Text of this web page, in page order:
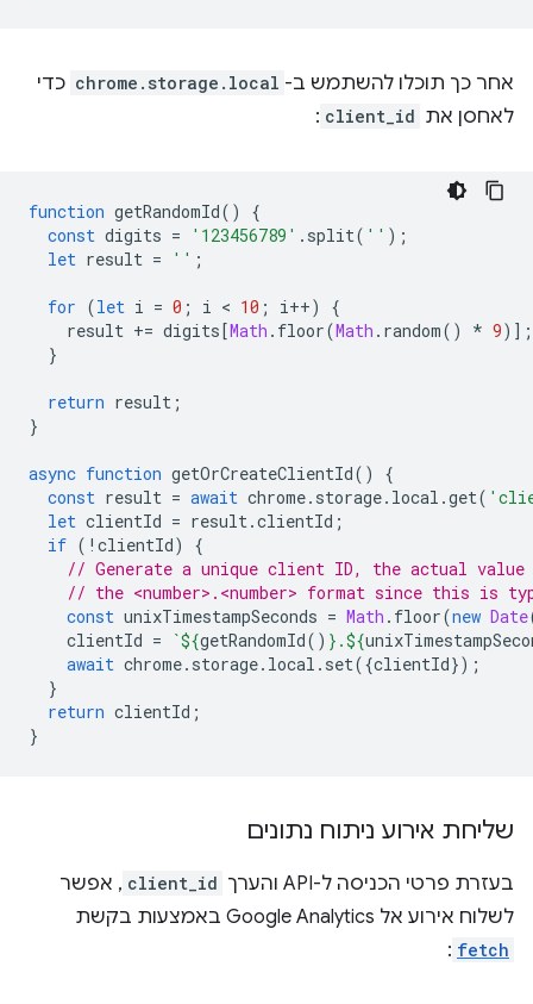
אחר כך תוכלו להשתמש ב- chrome.storage.local כדי
לאחסן את client_id
:
function getRandomId()
{
const digits = '123456789' . split( '' );
let result = '' ;
for (let i = 0 ; i < 10 ; i++)
{
result += digits[Math . floor(Math . random() * 9)];
}
return result ;
}
async function getOrCreateClientId()
{
const result = await chrome. storage. local .get(
let clientId = result.clientId ;
if ( ! clientId)
{
// Generate a unique client ID, the actual value
// the <number>.<number> format since this is
const unixTimestampSeconds = Math . floor(new Date
clientId = `${getRandomId() } .${
await chrome. storage. local . set({clientId});
}
return clientId ;
}
שליחת אירוע ניתוח נתונים
בעזרת פרטי הכניסה ל-API והערך client_id , אפשר
לשלוח אירוע אל Google Analytics באמצעות בקשת
fetch
: